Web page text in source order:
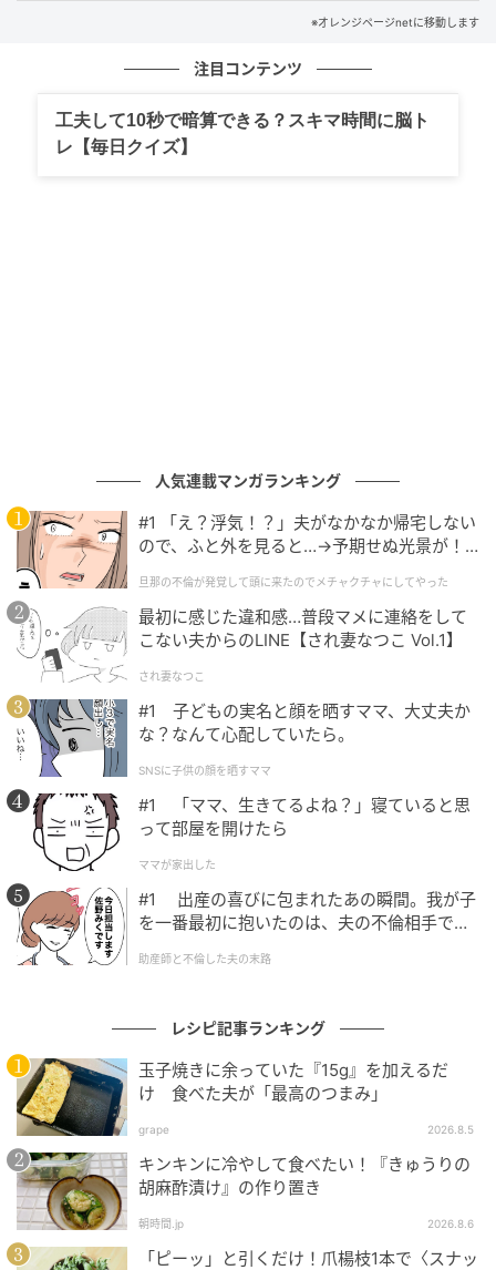
オレンジページnet
オレンジページnet
ラップを持ち上げて手前からきつく巻く。ラップの両
端をぎゅっとねじり、形を整える。そっとラップを広
げて表面にのりを巻き、小麦粉大さじ1をまぶす。
（4）焼く
※オレンジページnetに移動します
注目コンテンツ
工夫して10秒で暗算できる？スキマ時間に脳ト
レ【毎日クイズ】
人気連載マンガランキング
#1 「え？浮気！？」夫がなかなか帰宅しない
ので、ふと外を見ると…→予期せぬ光景が！
クチャにしてやった
旦那の不倫が発覚して頭に来たのでメチャクチャにしてやった
最初に感じた違和感…普段マメに連絡をして
こない夫からのLINE【され妻なつこ Vol.1】
され妻なつこ
#1 子どもの実名と顔を晒すママ、大丈夫か
な？なんて心配していたら。
SNSに子供の顔を晒すママ
#1 「ママ、生きてるよね？」寝ていると思
って部屋を開けたら
ママが家出した
#1 出産の喜びに包まれたあの瞬間。我が子
を一番最初に抱いたのは、夫の不倫相手でし
助産師と不倫した夫の末路
レシピ記事ランキング
玉子焼きに余っていた『15g』を加えるだ
け 食べた夫が「最高のつまみ」
grape 2026.8.5
キンキンに冷やして食べたい！『きゅうりの
胡麻酢漬け』の作り置き
朝時間.jp 2026.8.6
「ピーッ」と引くだけ！爪楊枝1本で〈スナッ